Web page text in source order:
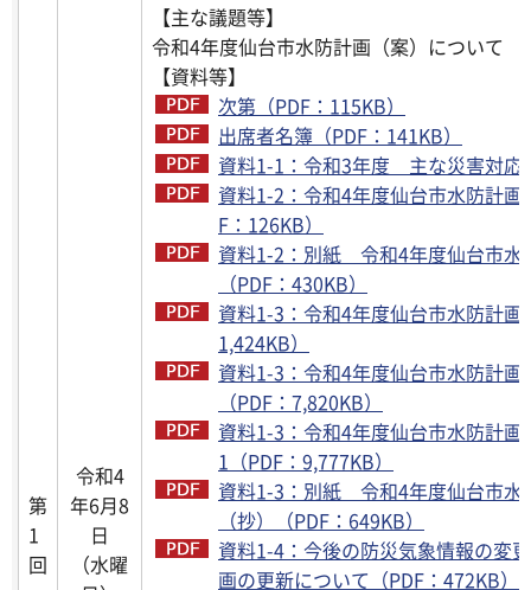
第
1
回
令和4
年6月8
日
（水曜
【主な議題等】
令和4年度仙台市水防計画（案）について
【資料等】
次第（PDF：115KB）
出席者名簿（PDF：141KB）
資料1-1：令和3年度 主な災害対応
資料1-2：令和4年度仙台市水防計画
F：126KB）
資料1-2：別紙 令和4年度仙台市水
（PDF：430KB）
資料1-3：令和4年度仙台市水防計画
1,424KB）
資料1-3：令和4年度仙台市水防計
（PDF：7,820KB）
資料1-3：令和4年度仙台市水防計
1（PDF：9,777KB）
資料1-3：別紙 令和4年度仙台市水
（抄）（PDF：649KB）
資料1-4：今後の防災気象情報の変
画の更新について（PDF：472KB）